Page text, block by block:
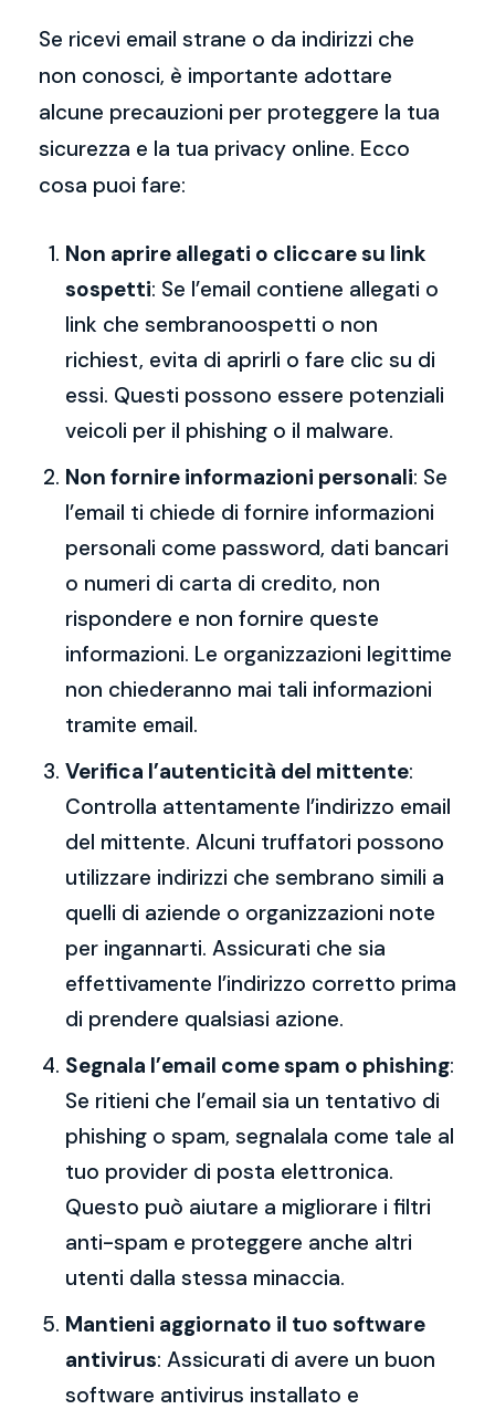
Se ricevi email strane o da indirizzi che
non conosci, è importante adottare
alcune precauzioni per proteggere la tua
sicurezza e la tua privacy online. Ecco
cosa puoi fare:
Non aprire allegati o cliccare su link
sospetti: Se l’email contiene allegati o
link che sembranoospetti o non
richiest, evita di aprirli o fare clic su di
essi. Questi possono essere potenziali
veicoli per il phishing o il malware.
Non fornire informazioni personali: Se
l’email ti chiede di fornire informazioni
personali come password, dati bancari
o numeri di carta di credito, non
rispondere e non fornire queste
informazioni. Le organizzazioni legittime
non chiederanno mai tali informazioni
tramite email.
Verifica l’autenticità del mittente:
Controlla attentamente l’indirizzo email
del mittente. Alcuni truffatori possono
utilizzare indirizzi che sembrano simili a
quelli di aziende o organizzazioni note
per ingannarti. Assicurati che sia
effettivamente l’indirizzo corretto prima
di prendere qualsiasi azione.
Segnala l’email come spam o phishing:
Se ritieni che l’email sia un tentativo di
phishing o spam, segnalala come tale al
tuo provider di posta elettronica.
Questo può aiutare a migliorare i filtri
anti-spam e proteggere anche altri
utenti dalla stessa minaccia.
Mantieni aggiornato il tuo software
antivirus: Assicurati di avere un buon
software antivirus installato e